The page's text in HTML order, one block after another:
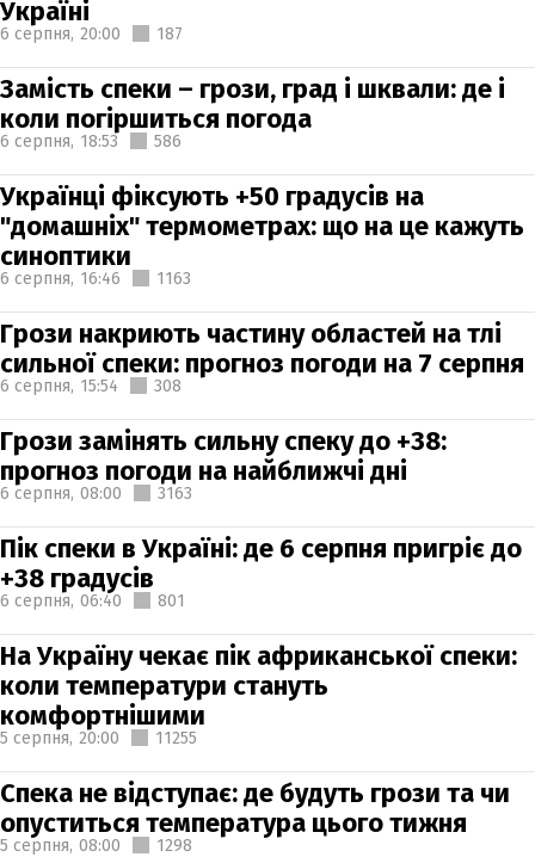
Україні
6 серпня, 20:00 187
Замість спеки – грози, град і шквали: де і
коли погіршиться погода
6 серпня, 18:53 586
Українці фіксують +50 градусів на
"домашніх" термометрах: що на це кажуть
синоптики
6 серпня, 16:46 1163
Грози накриють частину областей на тлі
сильної спеки: прогноз погоди на 7 серпня
6 серпня, 15:54 308
Грози замінять сильну спеку до +38:
прогноз погоди на найближчі дні
6 серпня, 08:00 3163
Пік спеки в Україні: де 6 серпня пригріє до
+38 градусів
6 серпня, 06:40 801
На Україну чекає пік африканської спеки:
коли температури стануть
комфортнішими
5 серпня, 20:00 11255
Спека не відступає: де будуть грози та чи
опуститься температура цього тижня
5 серпня, 08:00 1298